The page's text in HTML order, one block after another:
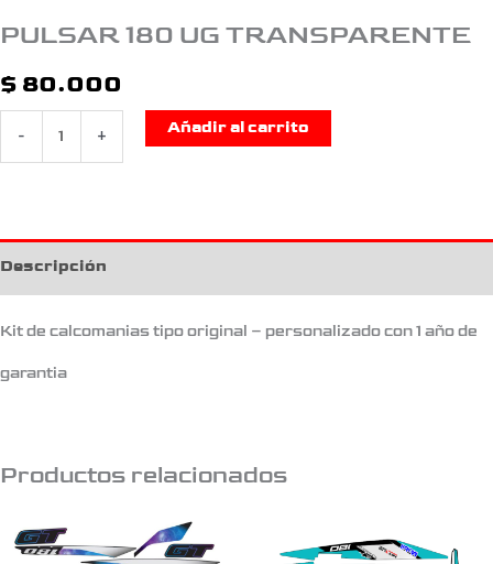
PULSAR 180 UG TRANSPARENTE
$ 80.000
- +
Añadir al carrito
Descripción
Kit de calcomanias tipo original – personalizado con 1 año de
garantia
Productos relacionados